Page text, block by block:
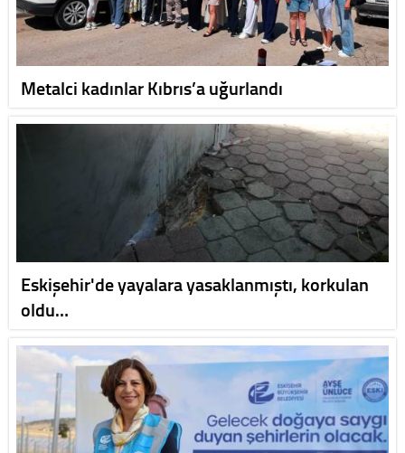
Metalci kadınlar Kıbrıs’a uğurlandı
Eskişehir'de yayalara yasaklanmıştı, korkulan
oldu…